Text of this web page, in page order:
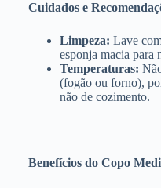
Cuidados e
Limpeza: Lave
esponja macia para
Temperaturas:
(fogão ou forno),
não de cozimento.
Benefícios do Copo